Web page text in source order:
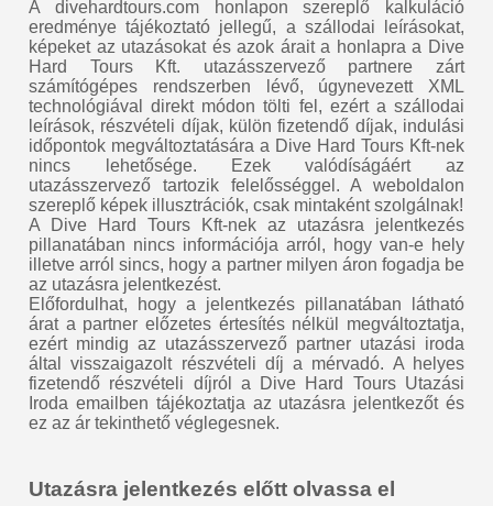
A divehardtours.com honlapon szereplő kalkuláció
eredménye tájékoztató jellegű, a szállodai leírásokat,
képeket az utazásokat és azok árait a honlapra a Dive
Hard Tours Kft. utazásszervező partnere zárt
számítógépes rendszerben lévő, úgynevezett XML
technológiával direkt módon tölti fel, ezért a szállodai
leírások, részvételi díjak, külön fizetendő díjak, indulási
időpontok megváltoztatására a Dive Hard Tours Kft-nek
nincs lehetősége. Ezek valódíságáért az
utazásszervező tartozik felelősséggel. A weboldalon
szereplő képek illusztrációk, csak mintaként szolgálnak!
A Dive Hard Tours Kft-nek az utazásra jelentkezés
pillanatában nincs információja arról, hogy van-e hely
illetve arról sincs, hogy a partner milyen áron fogadja be
az utazásra jelentkezést.
Előfordulhat, hogy a jelentkezés pillanatában látható
árat a partner előzetes értesítés nélkül megváltoztatja,
ezért mindig az utazásszervező partner utazási iroda
által visszaigazolt részvételi díj a mérvadó. A helyes
fizetendő részvételi díjról a Dive Hard Tours Utazási
Iroda emailben tájékoztatja az utazásra jelentkezőt és
ez az ár tekinthető véglegesnek.
Utazásra jelentkezés előtt olvassa el